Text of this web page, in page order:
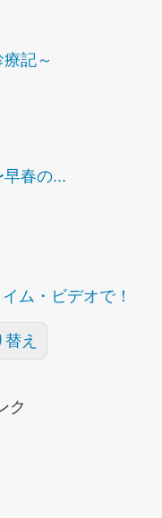
記～
早春の...
ム・ビデオで！
え
ク